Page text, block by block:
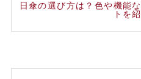
日傘の選び方は？色や機能
トを